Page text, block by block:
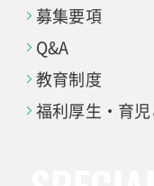
募集要項
Q&A
教育制度
福利厚生・育